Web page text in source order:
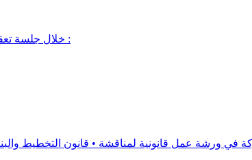
خلال جلسة تعقدها لجنة الرفاه الاجتماعي اليوم الاثنين 18 تموز حول الفقر والصحة وميزانية 2017 :